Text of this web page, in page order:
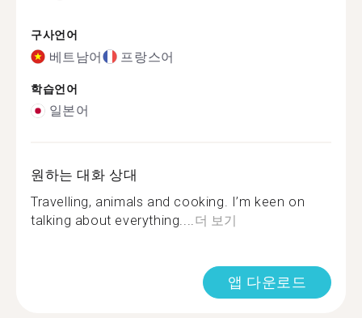
구사언어
베트남어 프랑스어
학습언어
일본어
원하는 대화 상대
Travelling, animals and cooking. I’m keen on
talking about everything....더 보기
앱 다운로드